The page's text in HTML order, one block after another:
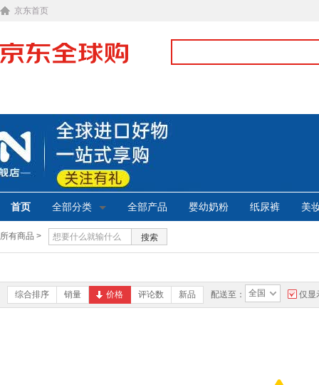
京东首页
首页 全部分类 全部产品 婴幼奶粉 纸尿裤 美
所有商品 > 搜索
综合排序 销量 价格 评论数 新品 配送至： 全国 仅显